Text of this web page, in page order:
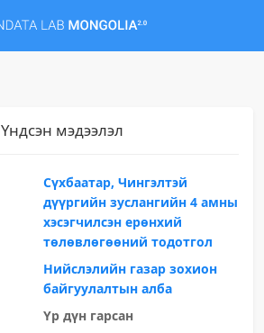
Үндсэн мэдээлэл
Сүхбаатар, Чингэлтэй
дүүргийн зуслангийн 4 амны
хэсэгчилсэн ерөнхий
төлөвлөгөөний тодотгол
Нийслэлийн газар зохион
байгуулалтын алба
Үр дүн гарсан